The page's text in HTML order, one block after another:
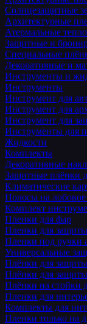
Солнцезащитные
Архитектурные
Атермальные
Защитные и
Специальные
Декоративные и
Инструменты и
Инструменты
Инструмент для
Инструмент для
Инструмент для
Инструменты для
Жидкости
Комплекты
Декоративные
Защитные плёнки
Климатические
Полосы на лобовое
Комплект
Пленки для фар
Пленки для защиты
Пленки под ручки
Универсальные
Плёнки для
Плёнки для
Плёнки на стойки
Пленки для
Комплекты для
Пленки только на